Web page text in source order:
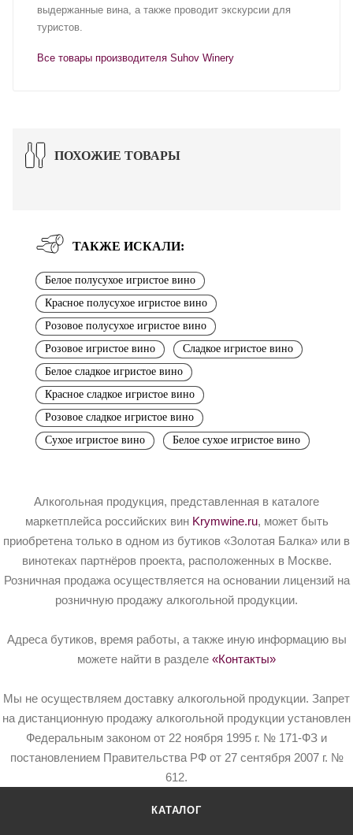
выдержанные вина, а также проводит экскурсии для
туристов.
Все товары производителя Suhov Winery
ПОХОЖИЕ ТОВАРЫ
ТАКЖЕ ИСКАЛИ:
Белое полусухое игристое вино
Красное полусухое игристое вино
Розовое полусухое игристое вино
Розовое игристое вино
Сладкое игристое вино
Белое сладкое игристое вино
Красное сладкое игристое вино
Розовое сладкое игристое вино
Сухое игристое вино
Белое сухое игристое вино
Алкогольная продукция, представленная в каталоге
маркетплейса российских вин Krymwine.ru, может быть
приобретена только в одном из бутиков «Золотая Балка» или в
винотеках партнёров проекта, расположенных в Москве.
Розничная продажа осуществляется на основании лицензий на
розничную продажу алкогольной продукции.
Адреса бутиков, время работы, а также иную информацию вы
можете найти в разделе «Контакты»
Мы не осуществляем доставку алкогольной продукции. Запрет
на дистанционную продажу алкогольной продукции установлен
Федеральным законом от 22 ноября 1995 г. № 171-ФЗ и
постановлением Правительства РФ от 27 сентября 2007 г. №
612.
КАТАЛОГ